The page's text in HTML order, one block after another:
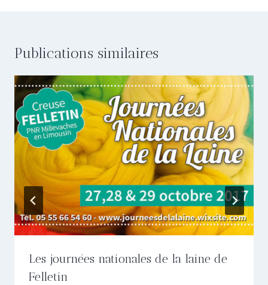
Publications similaires
Les journées nationales de la laine de
Felletin